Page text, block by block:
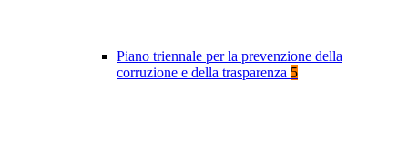
Piano triennale per la prevenzione della
corruzione e della trasparenza 5